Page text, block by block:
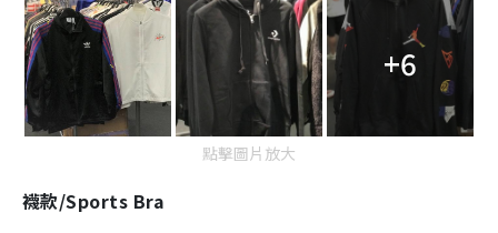
+6
點擊圖片放大
襪款/Sports Bra